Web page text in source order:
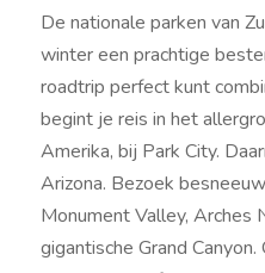
De nationale parken van
winter een prachtige
roadtrip perfect kunt
begint je reis in het
Amerika, bij Park City.
Arizona. Bezoek
Monument Valley, Arches
gigantische Grand